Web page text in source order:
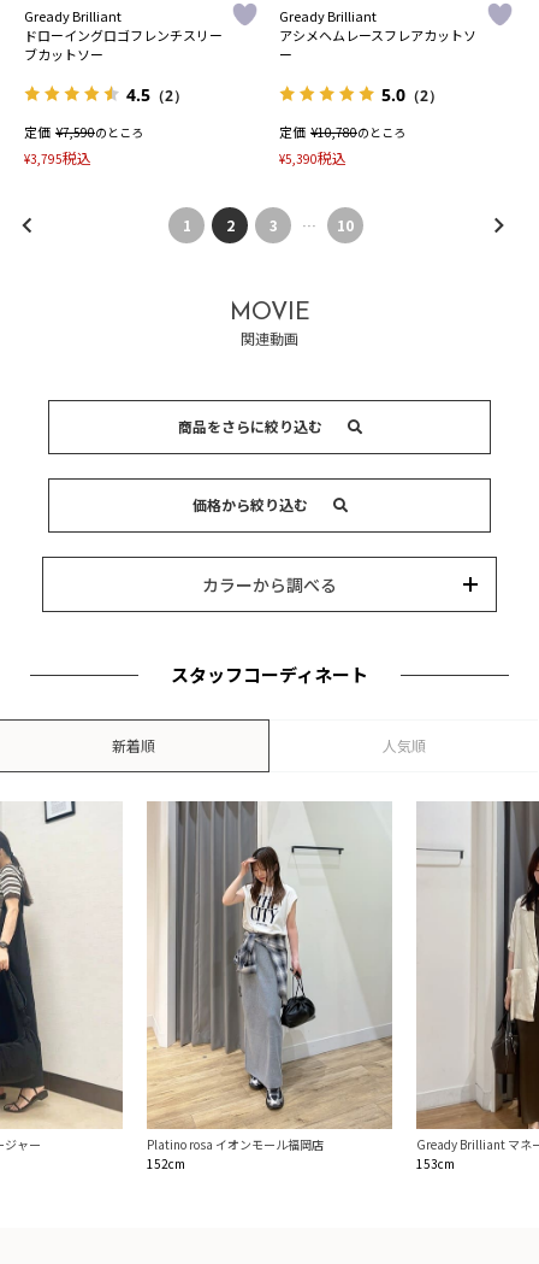
Gready Brilliant
ドローイングロゴフレンチスリー
ブカットソー
4.5 （2）
定価 ¥7,590のところ
¥3,795税込
Gready Brilliant
アシメヘムレースフレアカットソ
ー
5.0 （2）
定価 ¥10,780のところ
¥5,390税込
1 2 3 … 10
MOVIE
関連動画
商品をさらに絞り込む
ブランド
価格から絞り込む
カラーから調べる
スタッフコーディネート
新着順 人気順
ャー
Platino rosa イオンモール福岡店
152cm
Gready Brilliant マネ
153cm